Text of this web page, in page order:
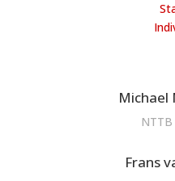
Michael
Frans